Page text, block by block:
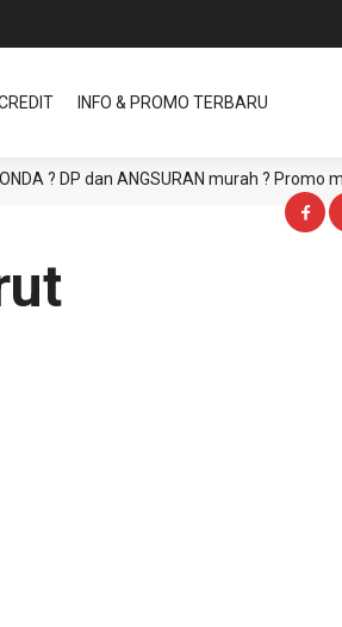
INFO & PROMO TERBARU
? DP dan ANGSURAN murah ? Promo